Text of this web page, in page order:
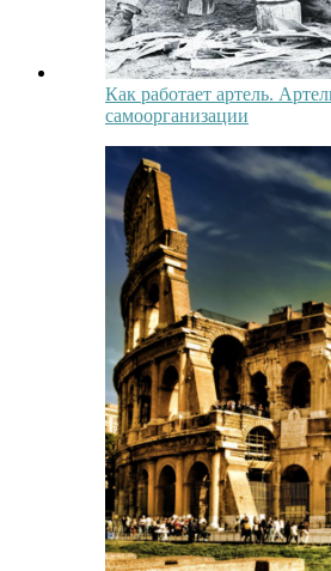
Как работает артель.
самоорганизации